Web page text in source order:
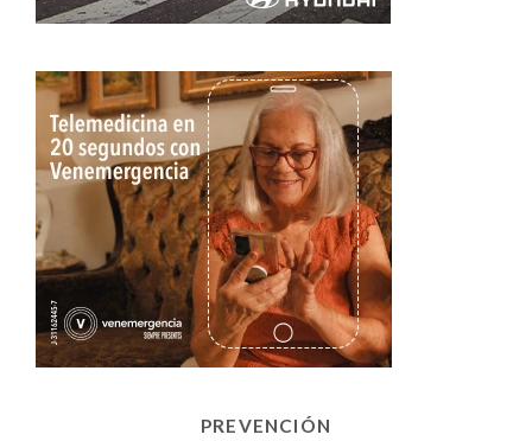
PREVENCIÓN